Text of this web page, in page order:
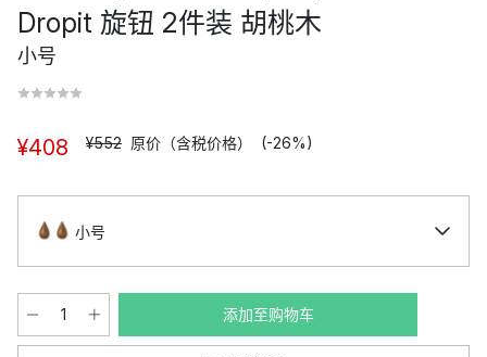
Dropit 旋钮 2件装 胡桃木
小号
¥408 ¥552 原价（含税价格） (-26%)
小号
添加至购物车